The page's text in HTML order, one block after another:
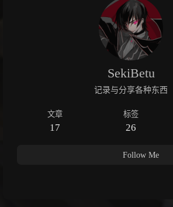
SekiBetu
记录与分享各种东西
文章
17
标签
26
Follow Me